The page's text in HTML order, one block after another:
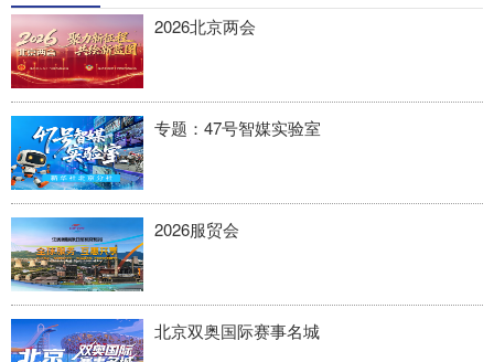
2026北京两会
专题：47号智媒实验室
2026服贸会
北京双奥国际赛事名城